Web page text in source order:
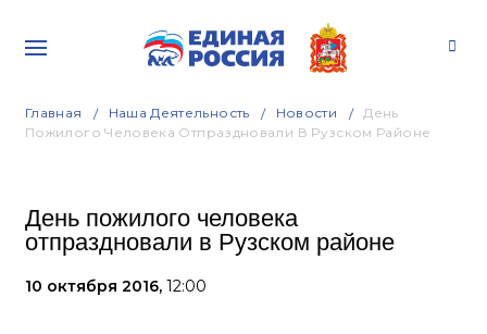
Главная Наша Деятельность Новости
День
Пожилого Человека Отпраздновали В Рузском Районе
День пожилого человека
отпраздновали в Рузском районе
10 октября 2016, 12:00